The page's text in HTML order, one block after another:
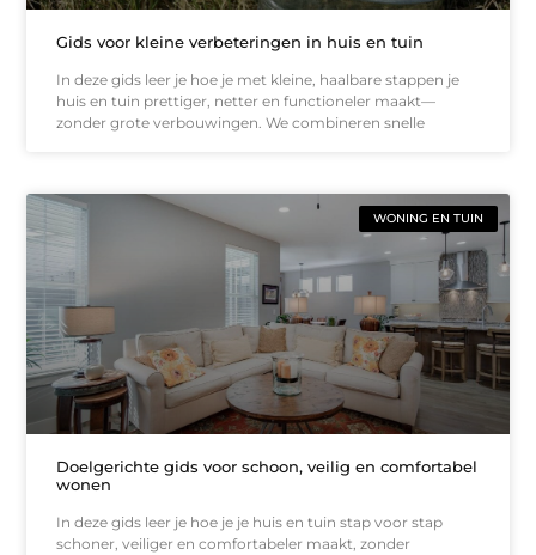
Gids voor kleine verbeteringen in huis en tuin
In deze gids leer je hoe je met kleine, haalbare stappen je
huis en tuin prettiger, netter en functioneler maakt—
zonder grote verbouwingen. We combineren snelle
WONING EN TUIN
Doelgerichte gids voor schoon, veilig en comfortabel
wonen
In deze gids leer je hoe je je huis en tuin stap voor stap
schoner, veiliger en comfortabeler maakt, zonder